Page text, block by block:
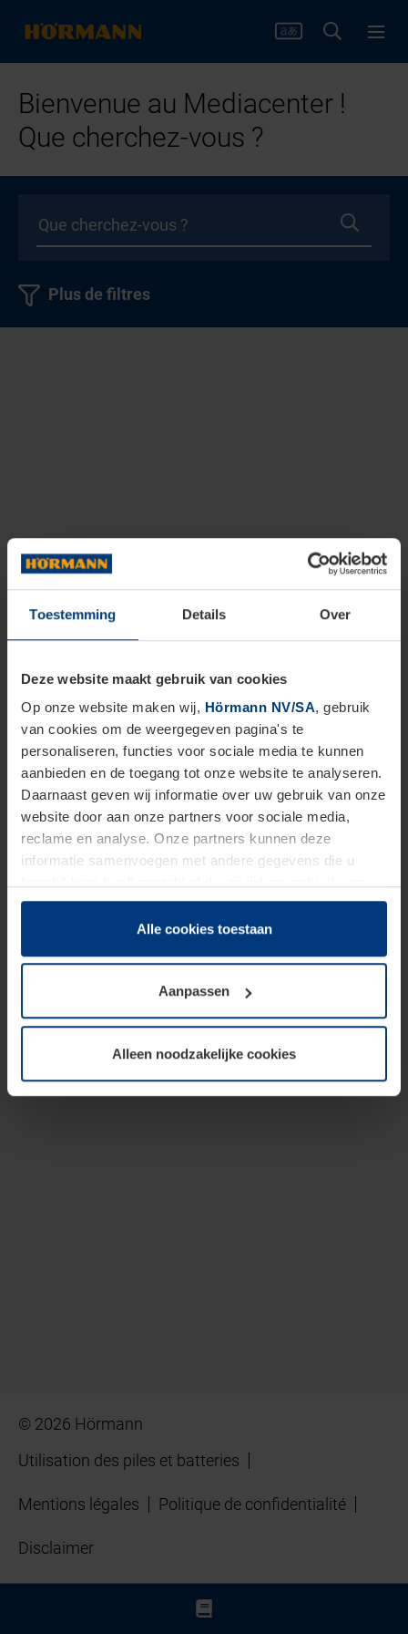
Toestemming Details Over
Deze website maakt gebruik van cookies
Op onze website maken wij, Hörmann NV/SA, gebruik
van cookies om de weergegeven pagina's te
personaliseren, functies voor sociale media te kunnen
aanbieden en de toegang tot onze website te analyseren.
Daarnaast geven wij informatie over uw gebruik van onze
website door aan onze partners voor sociale media,
reclame en analyse. Onze partners kunnen deze
informatie samenvoegen met andere gegevens die u
hun diensten hebben verzameld.
Juridisch hebben wij het recht om cookies op uw
van deze pagina's absoluut vereist is. Voor alle andere
soorten cookies is uw toestemming benodigd. Uw
toestemming kunt u op elk moment bij de uitleg van de
wijzigen of herroepen.
Alle cookies toestaan
Aanpassen
Alleen noodzakelijke cookies
Bienvenue au Mediacenter !
Que cherchez-vous ?
Plus de filtres
© 2026 Hörmann
Utilisation des piles et batteries
Mentions légales Politique de confidentialité
Disclaimer